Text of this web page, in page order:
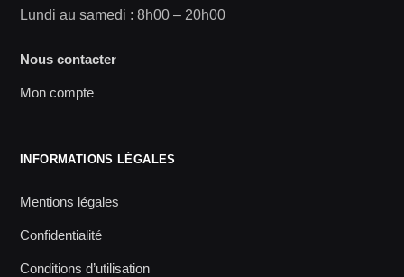
Lundi au samedi : 8h00 – 20h00
Nous contacter
Mon compte
INFORMATIONS LÉGALES
Mentions légales
Confidentialité
Conditions d’utilisation